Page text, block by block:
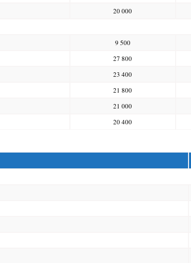
20 000
9 500
27 800
23 400
21 800
21 000
20 400